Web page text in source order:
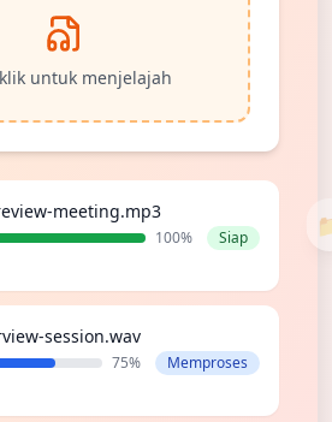
untuk menjelajah
meeting.mp3
100%
Siap
session.wav
75%
Memproses